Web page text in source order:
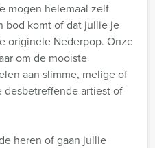
mogen helemaal zelf
bod komt of dat jullie je
originele Nederpop. Onze
om de mooiste
aan slimme, melige of
desbetreffende artiest of
heren of gaan jullie